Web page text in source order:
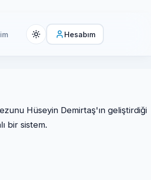
Hesabım
Hüseyin Demirtaş'ın geliştirdiği
bir sistem.